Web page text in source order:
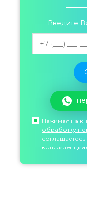
Введите
Нажимая на
обработку